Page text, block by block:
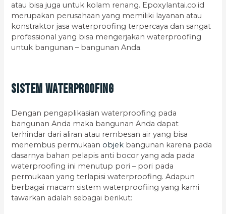
atau bisa juga untuk kolam renang. Epoxylantai.co.id
merupakan perusahaan yang memiliki layanan atau
konstraktor jasa waterproofing terpercaya dan sangat
professional yang bisa mengerjakan waterproofing
untuk bangunan – bangunan Anda.
Sistem Waterproofing
Dengan pengaplikasian waterproofing pada
bangunan Anda maka bangunan Anda dapat
terhindar dari aliran atau rembesan air yang bisa
menembus permukaan objek bangunan karena pada
dasarnya bahan pelapis anti bocor yang ada pada
waterproofing ini menutup pori – pori pada
permukaan yang terlapisi waterproofing. Adapun
berbagai macam sistem waterproofiing yang kami
tawarkan adalah sebagai berikut: